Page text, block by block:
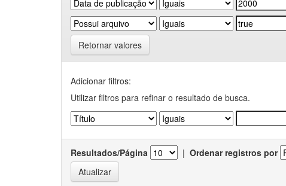
Retornar valores
Adicionar filtros:
Utilizar filtros para refinar o resultado de busca.
Resultados/Página | Ordenar registros por